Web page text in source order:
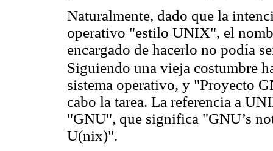
Naturalmente, dado que la
operativo "estilo UNIX", el
encargado de hacerlo no podía
Siguiendo una vieja costumbre
sistema operativo, y "Proyecto
cabo la tarea. La referencia a
"GNU", que significa "GNU’s
U(nix)".